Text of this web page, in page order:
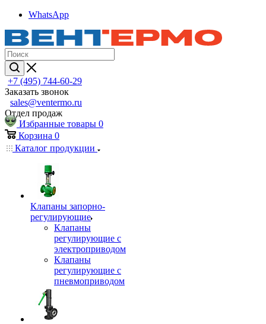
WhatsApp
+7 (495) 744-60-29
Заказать звонок
sales@ventermo.ru
Отдел продаж
Избранные товары 0
Корзина 0
Каталог продукции
Клапаны запорно-
регулирующие
Клапаны
регулирующие с
электроприводом
Клапаны
регулирующие с
пневмоприводом